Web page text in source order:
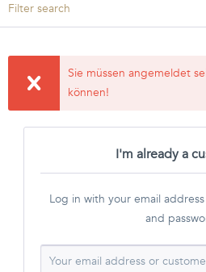
Filter search
Sie müssen angemeldet
können!
I'm already a
Log in with your email
and